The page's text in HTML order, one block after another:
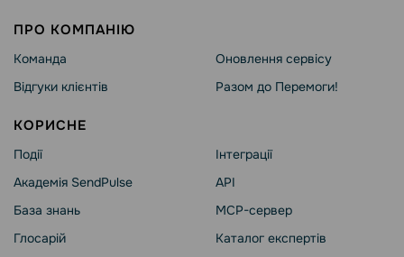
ПРО КОМПАНІЮ
Команда
Відгуки клієнтів
Оновлення сервісу
Разом до Перемоги!
КОРИСНЕ
Події
Академія SendPulse
База знань
Глосарій
Інтеграції
API
MCP-сервер
Каталог експертів